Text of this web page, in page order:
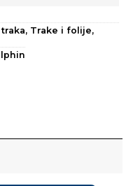
, Trake i folije,